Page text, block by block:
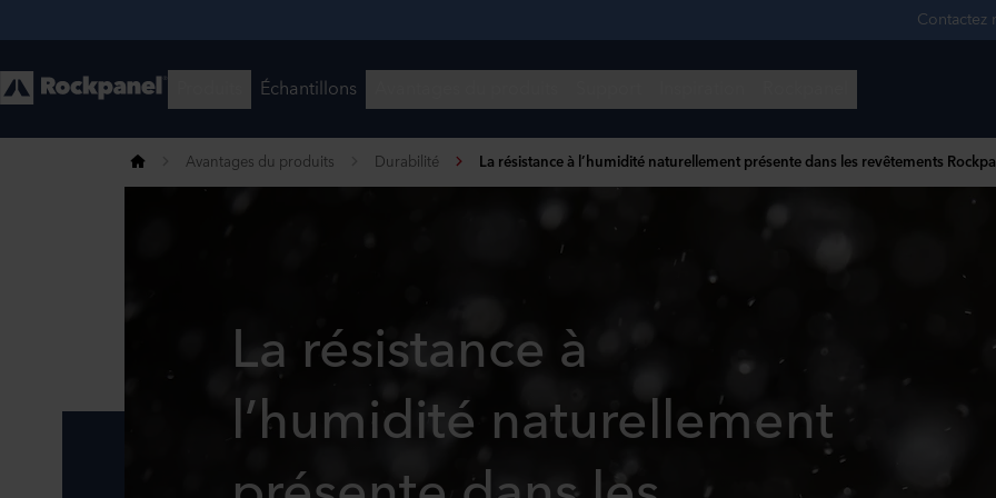
Avantages du produits Durabilité La résistance à l’humidité naturellement présente dans les revêtements
La résistance à
l’humidité naturellement